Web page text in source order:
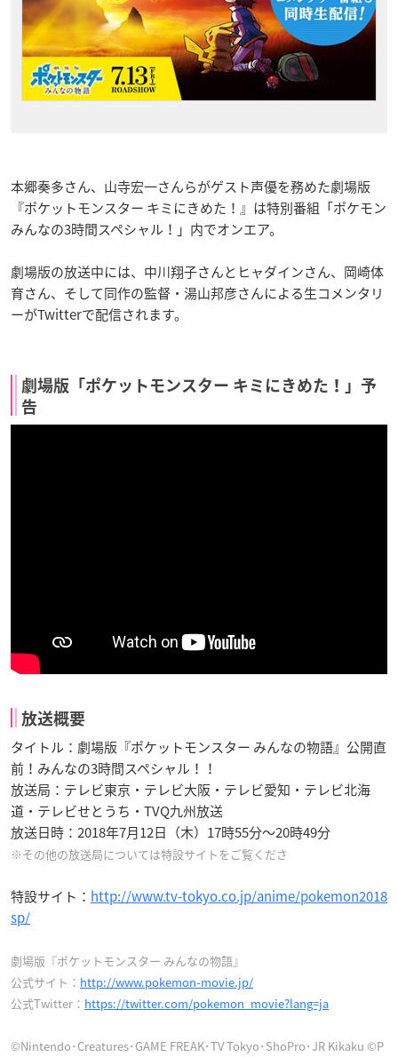
本郷奏多さん、山寺宏一さんらがゲスト声優を務めた劇場版
『ポケットモンスター キミにきめた！』は特別番組「ポケモン
みんなの3時間スペシャル！」内でオンエア。
劇場版の放送中には、中川翔子さんとヒャダインさん、岡崎体
育さん、そして同作の監督・湯山邦彦さんによる生コメンタリ
ーがTwitterで配信されます。
劇場版「ポケットモンスター キミにきめた！」予
告
放送概要
タイトル：劇場版『ポケットモンスター みんなの物語』公開直
前！みんなの3時間スペシャル！！
放送局：テレビ東京・テレビ大阪・テレビ愛知・テレビ北海
道・テレビせとうち・TVQ九州放送
放送日時：2018年7月12日（木）17時55分〜20時49分
※その他の放送局については特設サイトをご覧くださ
特設サイト： http://www.tv-tokyo.co.jp/anime/pokemon2018
sp/
劇場版『ポケットモンスター みんなの物語』
公式サイト： http://www.pokemon-movie.jp/
公式Twitter： https://twitter.com/pokemon_movie?lang=ja
©Nintendo･Creatures･GAME FREAK･TV Tokyo･ShoPro･JR Kikaku ©P